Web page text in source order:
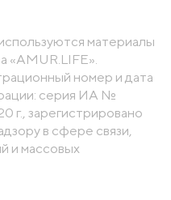
материалы
«AMUR.LIFE».
номер и дата
серия ИА №
зарегистрировано
в сфере связи,
и массовых